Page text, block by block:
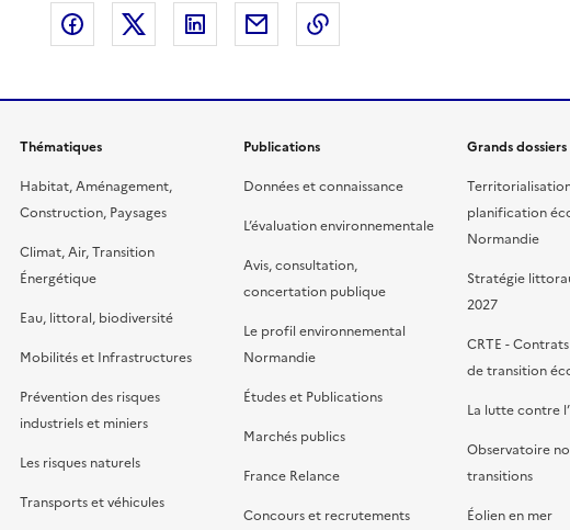
Partager sur Facebook
Partager sur XPartager sur LinkedIn
Partager par emailCopier le lien de la page
Thématiques
Habitat, Aménagement,
Construction, Paysages
Climat, Air, Transition
Énergétique
Eau, littoral, biodiversité
Mobilités et Infrastructures
Prévention des risques
industriels et miniers
Les risques naturels
Transports et véhicules
Publications
Données et connaissance
L’évaluation environnementale
Avis, consultation,
concertation publique
Le profil environnemental
Normandie
Études et Publications
Marchés publics
France Relance
Concours et recrutements
Grands dossiers
planification
Normandie
Stratégie
2027
CRTE -
de transition
La lutte contre
Observatoire
transitions
Éolien en mer